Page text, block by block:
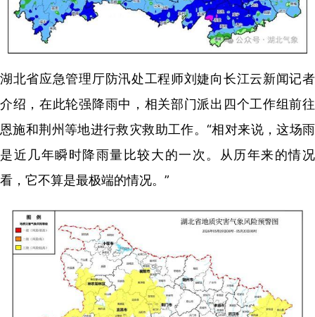
湖北省应急管理厅防汛处工程师刘婕向长江云新闻记者
介绍，在此轮强降雨中，相关部门派出四个工作组前往
恩施和荆州等地进行救灾救助工作。“相对来说，这场雨
是近几年瞬时降雨量比较大的一次。从历年来的情况
看，它不算是最极端的情况。”